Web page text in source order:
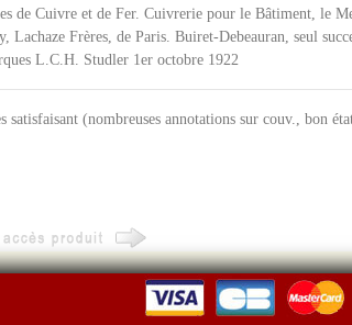
de Cuivre et de Fer. Cuivrerie pour le Bâtiment, le
Lachaze Frères, de Paris. Buiret-Debeauran, seul
L.C.H. Studler 1er octobre 1922
satisfaisant (nombreuses annotations sur couv., bon